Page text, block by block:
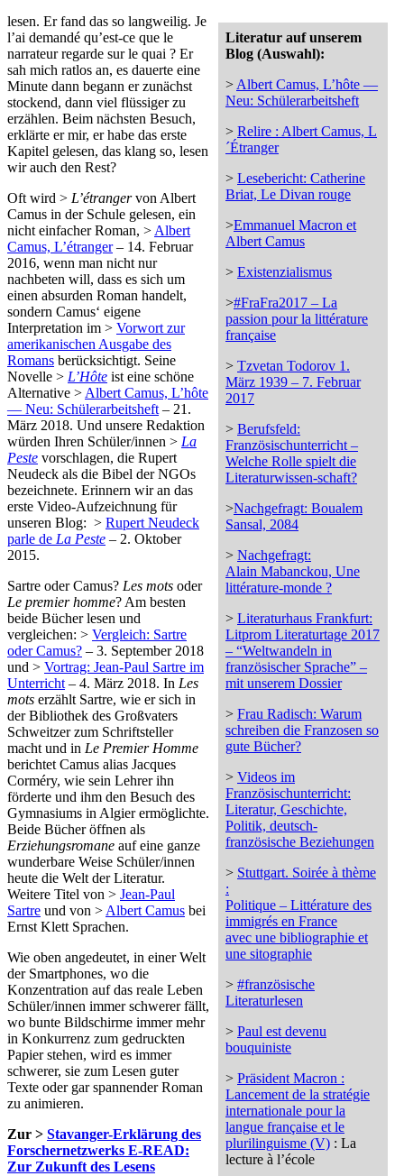
Literatur auf unserem
Blog (Auswahl):
>Albert Camus, L’hôte —
Neu: Schülerarbeitsheft
> Relire : Albert Camus, L
´Étranger
> Lesebericht: Catherine
Briat, Le Divan rouge
>Emmanuel Macron et
Albert Camus
> Existenzialismus
>#FraFra2017 – La
passion pour la littérature
française
> Tzvetan Todorov 1.
März 1939 – 7. Februar
2017
> Berufsfeld:
Französischunterricht –
Welche Rolle spielt die
Literaturwissen-schaft?
>Nachgefragt: Boualem
Sansal, 2084
> Nachgefragt:
Alain Mabanckou, Une
littérature-monde ?
> Literaturhaus Frankfurt:
Litprom Literaturtage 2017
– “Weltwandeln in
französischer Sprache” –
mit unserem Dossier
> Frau Radisch: Warum
schreiben die Franzosen so
gute Bücher?
> Videos im
Französischunterricht:
Literatur, Geschichte,
Politik, deutsch-
französische Beziehungen
> Stuttgart. Soirée à thème
:
Politique – Littérature des
immigrés en France
avec une bibliographie et
une sitographie
> #französische
Literaturlesen
> Paul est devenu
bouquiniste
> Präsident Macron :
Lancement de la stratégie
internationale pour la
langue française et le
plurilinguisme (V) : La
lecture à l’école
lesen. Er fand das so langweilig. Je
l’ai demandé qu’est-ce que le
narrateur regarde sur le quai ? Er
sah mich ratlos an, es dauerte eine
Minute dann begann er zunächst
stockend, dann viel flüssiger zu
erzählen. Beim nächsten Besuch,
erklärte er mir, er habe das erste
Kapitel gelesen, das klang so, lesen
wir auch den Rest?
Oft wird > L’étrangervon Albert
Camus in der Schule gelesen, ein
nicht einfacher Roman, >Albert
Camus, L’étranger– 14. Februar
2016, wenn man nicht nur
nachbeten will, dass es sich um
einen absurden Roman handelt,
sondern Camus‘ eigene
Interpretation im > Vorwort zur
amerikanischen Ausgabe des
Romans berücksichtigt. Seine
Novelle > L’Hôte ist eine schöne
Alternative >Albert Camus, L’hôte
— Neu: Schülerarbeitsheft– 21.
März 2018. Und unsere Redaktion
würden Ihren Schüler/innen > La
Peste vorschlagen, die Rupert
Neudeck als die Bibel der NGOs
bezeichnete. Erinnern wir an das
erste Video-Aufzeichnung für
unseren Blog: > Rupert Neudeck
parle de La Peste – 2. Oktober
2015.
Sartre oder Camus? Les mots oder
Le premier homme? Am besten
beide Bücher lesen und
vergleichen: > Vergleich: Sartre
oder Camus? – 3. September 2018
und > Vortrag: Jean-Paul Sartre im
Unterricht– 4. März 2018. In Les
mots erzählt Sartre, wie er sich in
der Bibliothek des Großvaters
Schweitzer zum Schriftsteller
macht und in Le Premier Homme
berichtet Camus alias Jacques
Corméry, wie sein Lehrer ihn
förderte und ihm den Besuch des
Gymnasiums in Algier ermöglichte.
Beide Bücher öffnen als
Erziehungsromane auf eine ganze
wunderbare Weise Schüler/innen
heute die Welt der Literatur.
Weitere Titel von > Jean-Paul
Sartre und von >Albert Camus bei
Ernst Klett Sprachen.
Wie oben angedeutet, in einer Welt
der Smartphones, wo die
Konzentration auf das reale Leben
Schüler/innen immer schwerer fällt,
wo bunte Bildschirme immer mehr
in Konkurrenz zum gedruckten
Papier stehen, wird es immer
schwerer, sie zum Lesen guter
Texte oder gar spannender Roman
zu animieren.
Zur > Stavanger-Erklärung des
Forschernetzwerks E-READ:
Zur Zukunft des Lesens